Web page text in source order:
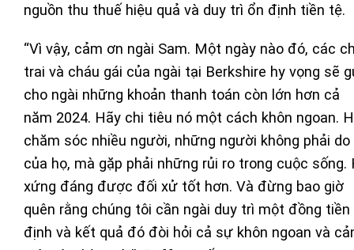
nguồn thu thuế hiệu quả và duy trì ổn định tiền tệ.
“Vì vậy, cảm ơn ngài Sam. Một ngày nào đó, các
trai và cháu gái của ngài tại Berkshire hy vọng sẽ
cho ngài những khoản thanh toán còn lớn hơn cả
năm 2024. Hãy chi tiêu nó một cách khôn ngoan.
chăm sóc nhiều người, những người không phải do
của họ, mà gặp phải những rủi ro trong cuộc sống.
xứng đáng được đối xử tốt hơn. Và đừng bao giờ
quên rằng chúng tôi cần ngài duy trì một đồng tiền
định và kết quả đó đòi hỏi cả sự khôn ngoan và